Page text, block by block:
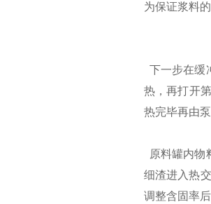
为保证浆料
下一步在缓
热，再打开
热完毕再由
原料罐内物
细渣进入热
调整含固率